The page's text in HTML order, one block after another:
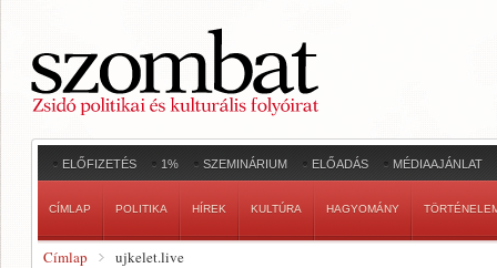
ELŐFIZETÉS 1% SZEMINÁRIUM ELŐADÁS MÉDIAAJÁNLAT
CÍMLAP POLITIKA HÍREK KULTÚRA HAGYOMÁNY
Címlap ujkelet.live